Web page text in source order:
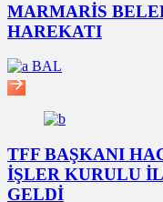
MARMARİS
HAREKATI
BAL
TFF BAŞKANI
İŞLER KURULU
GELDİ